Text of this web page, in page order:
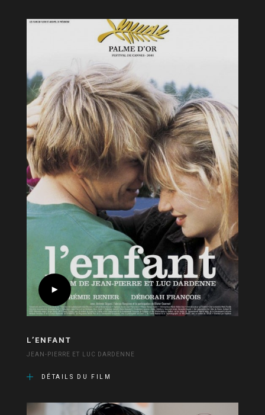
L’ENFANT
JEAN-PIERRE ET LUC DARDENNE
DÉTAILS DU FILM